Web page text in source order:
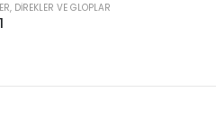
DIREKLER VE GLOPLAR